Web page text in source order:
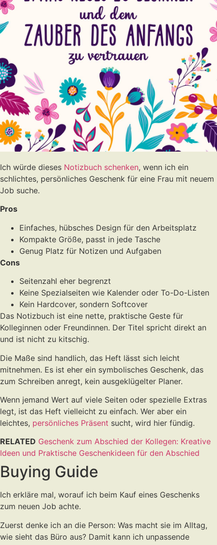
Ich würde dieses Notizbuch schenken, wenn ich ein
schlichtes, persönliches Geschenk für eine Frau mit neuem
Job suche.
Pros
Einfaches, hübsches Design für den Arbeitsplatz
Kompakte Größe, passt in jede Tasche
Genug Platz für Notizen und Aufgaben
Cons
Seitenzahl eher begrenzt
Keine Spezialseiten wie Kalender oder To-Do-Listen
Kein Hardcover, sondern Softcover
Das Notizbuch ist eine nette, praktische Geste für
Kolleginnen oder Freundinnen. Der Titel spricht direkt an
und ist nicht zu kitschig.
Die Maße sind handlich, das Heft lässt sich leicht
mitnehmen. Es ist eher ein symbolisches Geschenk, das
zum Schreiben anregt, kein ausgeklügelter Planer.
Wenn jemand Wert auf viele Seiten oder spezielle Extras
legt, ist das Heft vielleicht zu einfach. Wer aber ein
leichtes, persönliches Präsent sucht, wird hier fündig.
RELATED Geschenk zum Abschied der Kollegen: Kreative
Ideen und Praktische Geschenkideen für den Abschied
Buying Guide
Ich erkläre mal, worauf ich beim Kauf eines Geschenks
zum neuen Job achte.
Zuerst denke ich an die Person: Was macht sie im Alltag,
wie sieht das Büro aus? Damit kann ich unpassende